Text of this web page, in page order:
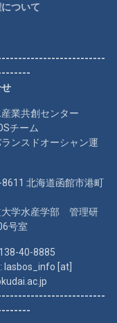
ついて
業共創センター
チーム
ランスドオーシャン運
北海道函館市港町
大学水産学部 管理研
号室
40-8885
lasbos_info [at]